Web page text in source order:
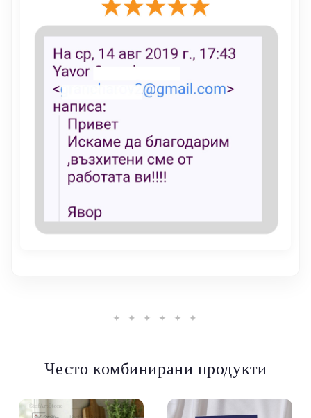
✦ ✦ ✦ ✦ ✦ ✦
Често комбинирани продукти